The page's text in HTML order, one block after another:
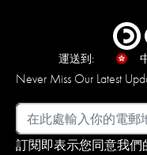
運送到:
Never Miss Our Latest
電郵地址
訂閱即表示您同意我們